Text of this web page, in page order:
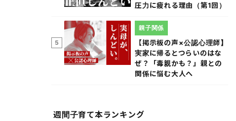
圧力に疲れる理由（第1回）
5
【掲示板の声×公認心理師】
実家に帰るとつらいのはな
ぜ？「毒親かも？」親との
関係に悩む大人へ
親子関係
週間子育て本ランキング